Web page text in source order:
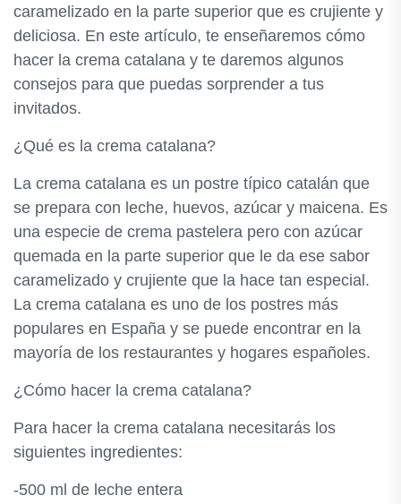
caramelizado en la parte superior que es crujiente y
deliciosa. En este artículo, te enseñaremos cómo
hacer la crema catalana y te daremos algunos
consejos para que puedas sorprender a tus
invitados.
¿Qué es la crema catalana?
La crema catalana es un postre típico catalán que
se prepara con leche, huevos, azúcar y maicena. Es
una especie de crema pastelera pero con azúcar
quemada en la parte superior que le da ese sabor
caramelizado y crujiente que la hace tan especial.
La crema catalana es uno de los postres más
populares en España y se puede encontrar en la
mayoría de los restaurantes y hogares españoles.
¿Cómo hacer la crema catalana?
Para hacer la crema catalana necesitarás los
siguientes ingredientes:
-500 ml de leche entera